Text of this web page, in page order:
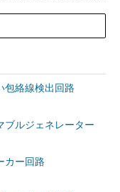
包絡線検出回路
ブルジェネレーター
カー回路